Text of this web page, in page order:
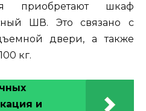
приобретают шкаф
ШВ. Это связано с
двери, а также
кг.
и